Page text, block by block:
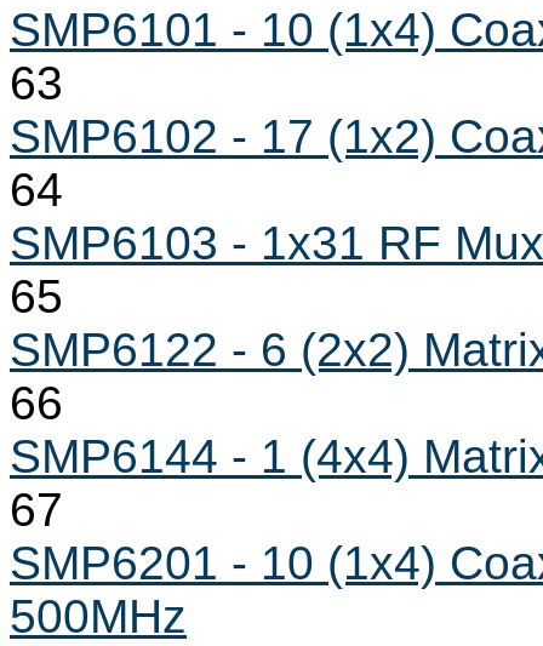
SMP6101 - 10 (1x4)
63
SMP6102 - 17 (1x2)
64
SMP6103 - 1x31 RF Mux
65
SMP6122 - 6 (2x2)
66
SMP6144 - 1 (4x4)
67
SMP6201 - 10 (1x4)
500MHz